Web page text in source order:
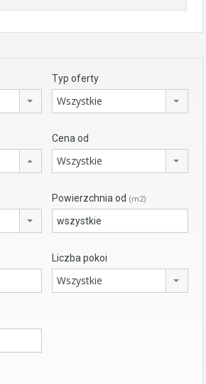
Typ oferty
Wszystkie
Cena od
Wszystkie
Powierzchnia od (m2)
Liczba pokoi
Wszystkie